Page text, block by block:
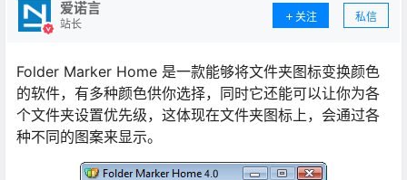
爱诺言
站长
关注 私信
Folder Marker Home 是一款能够将文件夹图标变换颜色
的软件，有多种颜色供你选择，同时它还能可以让你为各
个文件夹设置优先级，这体现在文件夹图标上，会通过各
种不同的图案来显示。